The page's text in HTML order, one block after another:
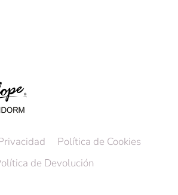
Política de Cookies
de Devolución